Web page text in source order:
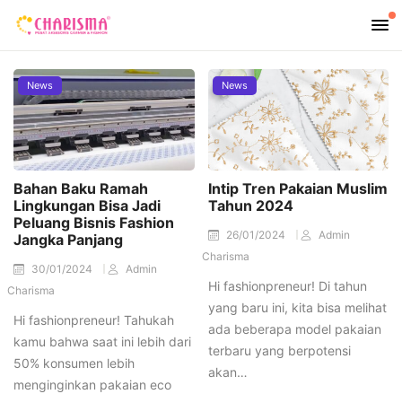
News
Bahan Baku Ramah
Lingkungan Bisa Jadi
Peluang Bisnis Fashion
Jangka Panjang
30/01/2024
Admin
Charisma
Hi fashionpreneur! Tahukah
kamu bahwa saat ini lebih dari
50% konsumen lebih
menginginkan pakaian eco
News
Intip Tren Pakaian Muslim
Tahun 2024
26/01/2024
Admin
Charisma
Hi fashionpreneur! Di tahun
yang baru ini, kita bisa melihat
ada beberapa model pakaian
terbaru yang berpotensi
akan…